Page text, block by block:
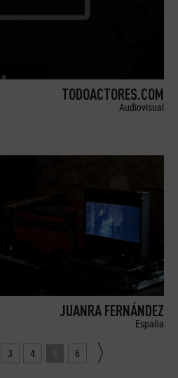
TODOACTORES.COM
Audiovisual
JUANRA FERNÁNDEZ
España
3 4 5 6